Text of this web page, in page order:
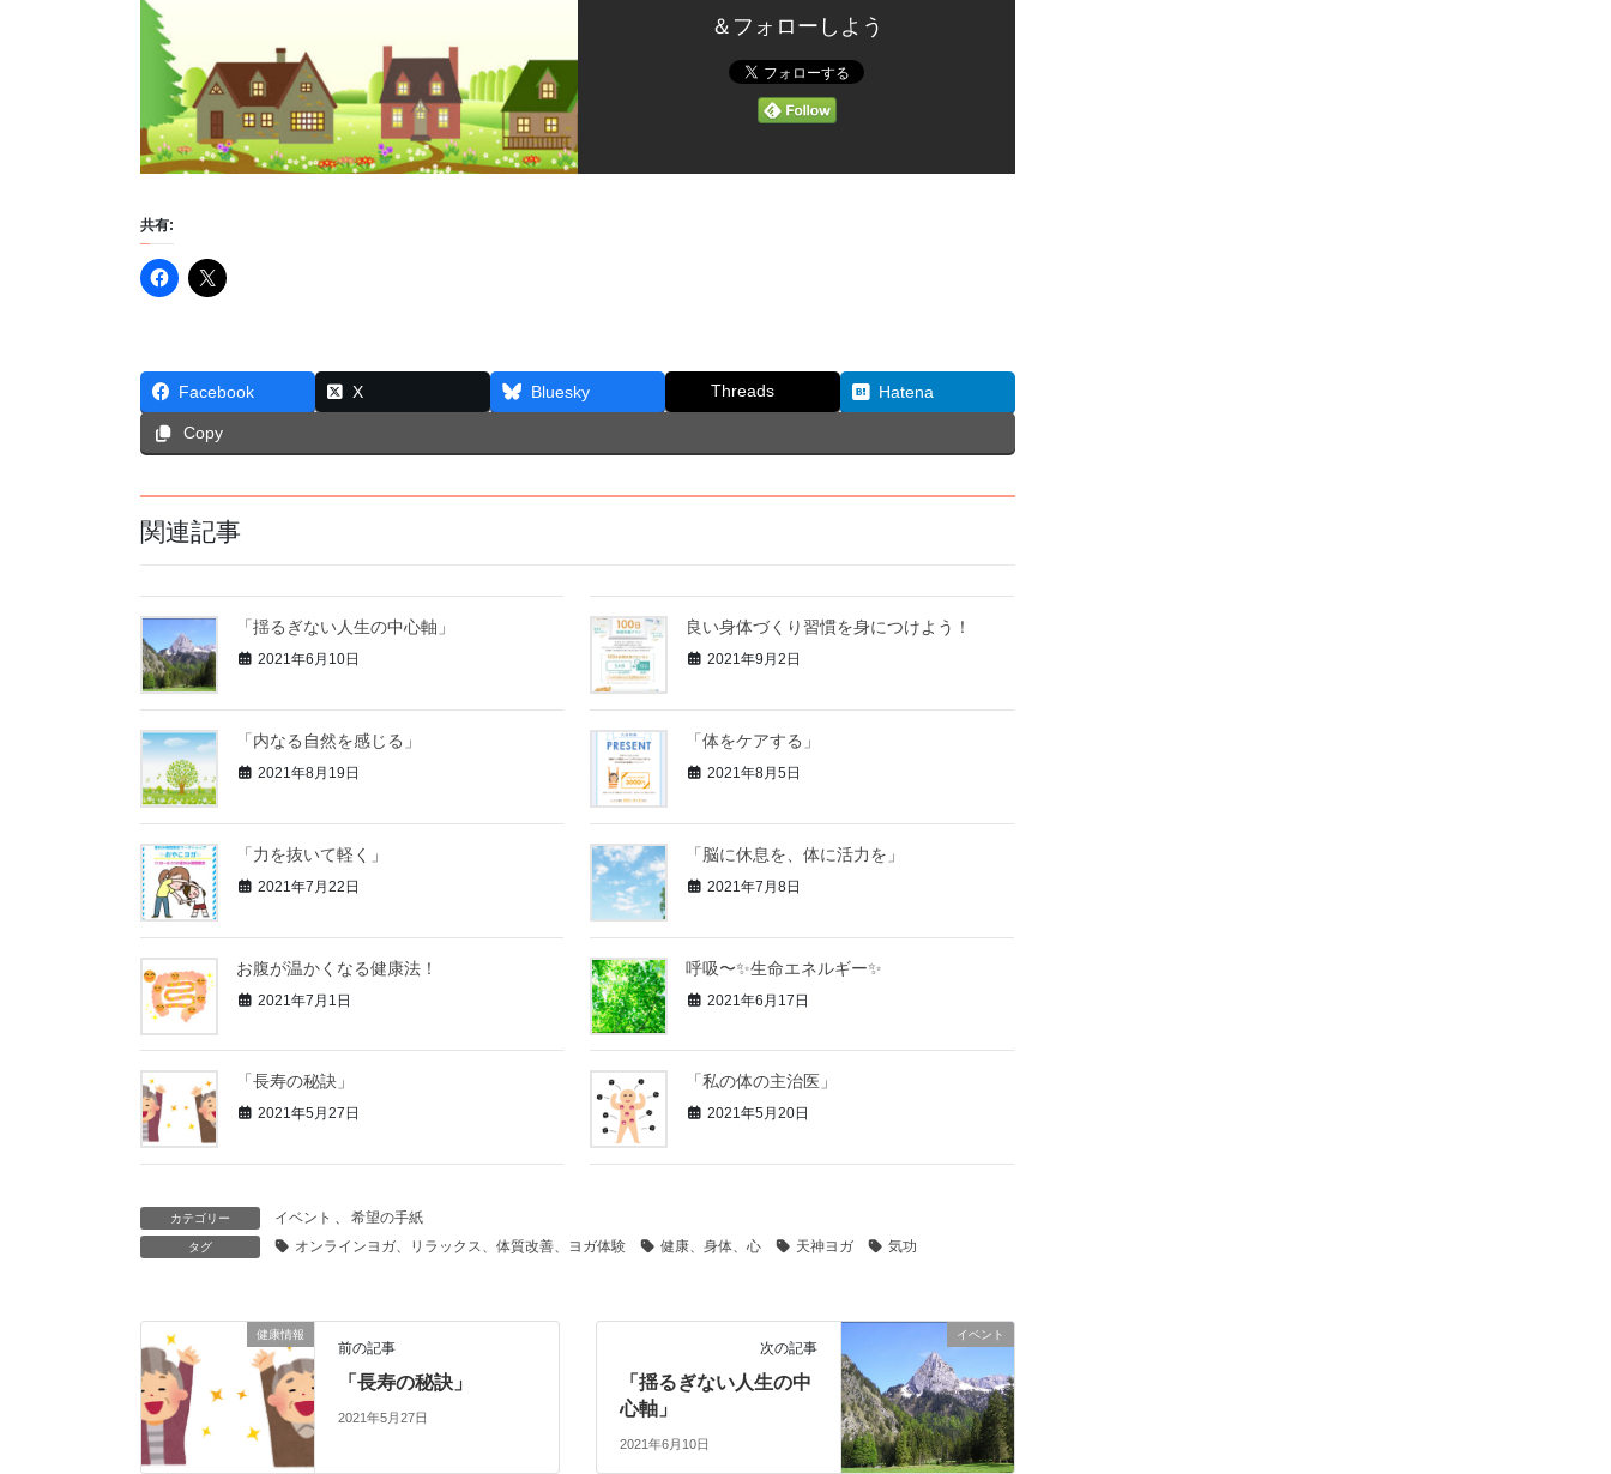
＆フォローしよう
共有:
Facebook X Bluesky Threads Hatena
Copy
関連記事
「揺るぎない人生の中心軸」
2021年6月10日
良い身体づくり習慣を身につけよう！
2021年9月2日
「内なる自然を感じる」
2021年8月19日
「体をケアする」
2021年8月5日
「力を抜いて軽く」
2021年7月22日
「脳に休息を、体に活力を」
2021年7月8日
お腹が温かくなる健康法！
2021年7月1日
呼吸〜✨生命エネルギー✨
2021年6月17日
「長寿の秘訣」
2021年5月27日
「私の体の主治医」
2021年5月20日
カテゴリー イベント 、 希望の手紙
タグ オンラインヨガ、リラックス、体質改善、ヨガ体験 健康、身体、心 天神ヨガ 気功
健康情報
前の記事
「長寿の秘訣」
2021年5月27日
イベント
次の記事
「揺るぎない人生の中
心軸」
2021年6月10日